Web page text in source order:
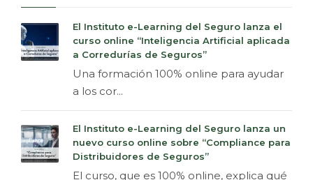
El Instituto e-Learning del Seguro lanza el
curso online “Inteligencia Artificial aplicada
a Corredurías de Seguros”
Una formación 100% online para ayudar
a los cor...
El Instituto e-Learning del Seguro lanza un
nuevo curso online sobre “Compliance para
Distribuidores de Seguros”
El curso, que es 100% online, explica qué